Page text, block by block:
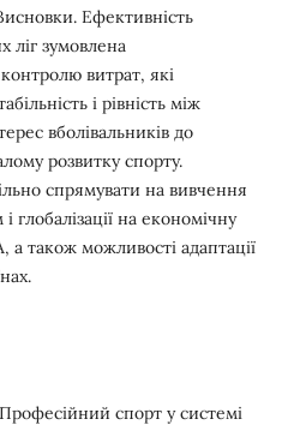
Ефективність
ліг зумовлена
витрат, які
і рівність між
вболівальників до
розвитку спорту.
спрямувати на вивчення
на економічну
також можливості адаптації
спорт у системі